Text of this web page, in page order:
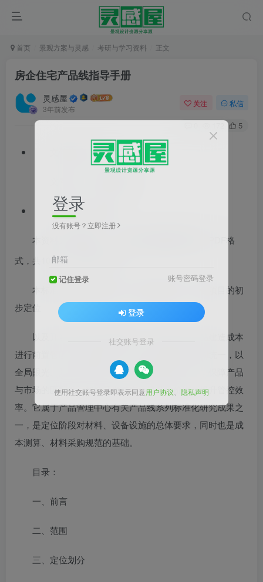
首页 景观方案与灵感 考研与学习资料 正文
房企住宅产品线指导手册
灵感屋
3年前发布
关注 私信
5
文件格式：pdf
资料类型：标准化
本资料为
，PDF格
式，共109页，编制于2022年。
本标准是根据常规市场、设计调研情况，结合项目的初
步定位
以及开发经验等内容编制的，意在通过对产品建造成本
进行前置管理，强调项目定位与产品配置间的协调统一，以
全局眼光、系统控制的手法，在确保品质前提下，保障产品
与市场的匹配性，加快开发节奏，提升性价比，提升管控效
率。它属于产品管理中心有关产品线系列标准化研究成果之
一，是定位阶段对材料、设备设施的总体要求，同时也是成
本测算、材料采购规范的基础。
目录：
一、前言
二、范围
三、定位划分
登录
没有账号？立即注册
邮箱
记住登录 账号密码登录
登录
社交账号登录
使用社交账号登录即表示同意用户协议 隐私声明